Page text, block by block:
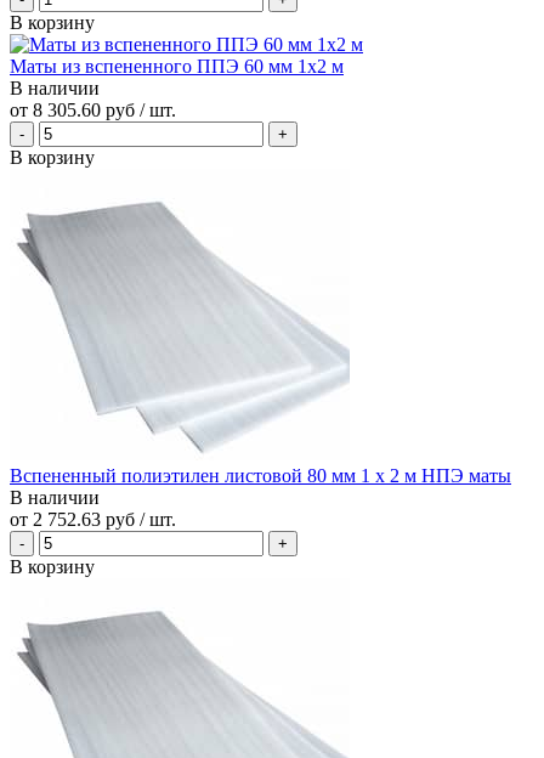
В корзину
Маты из вспененного ППЭ 60 мм 1x2 м
В наличии
от 8 305.60 руб / шт.
В корзину
Вспененный полиэтилен листовой 80 мм 1 х 2 м НПЭ маты
В наличии
от 2 752.63 руб / шт.
В корзину